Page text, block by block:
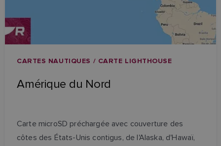
CARTES NAUTIQUES / CARTE LIGHTHOUSE
Amérique du Nord
Carte microSD préchargée avec couverture des
côtes des États-Unis contigus, de l'Alaska, d'Hawaï,